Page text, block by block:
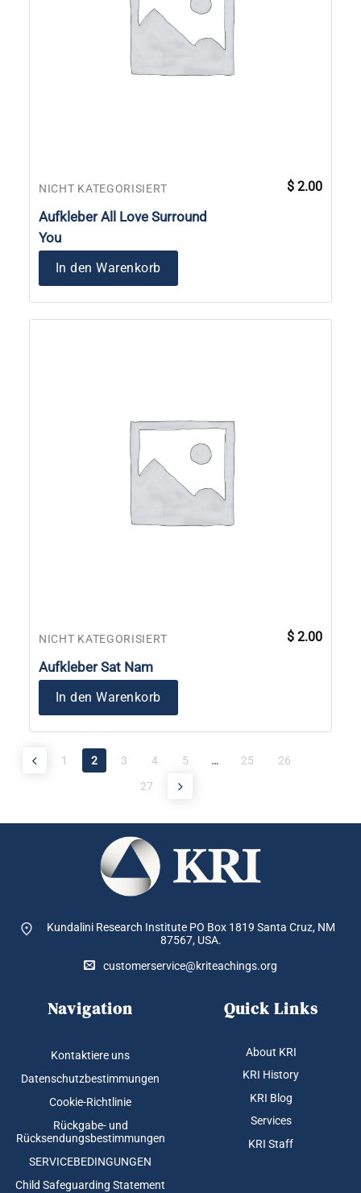
NICHT KATEGORISIERT
Aufkleber All Love Surround
You
$ 2.00
In den Warenkorb
NICHT KATEGORISIERT
Aufkleber Sat Nam
$ 2.00
In den Warenkorb
1 2 3 4 5 … 25
26
27
Kundalini Research Institute PO Box 1819 Santa Cruz, NM
87567, USA.
customerservice@kriteachings.org
Navigation
Kontaktiere uns
Datenschutzbestimmungen
Cookie-Richtlinie
Rückgabe- und
Rücksendungsbestimmungen
SERVICEBEDINGUNGEN
Child Safeguarding Statement
Quick Links
About KRI
KRI History
KRI Blog
Services
KRI Staff